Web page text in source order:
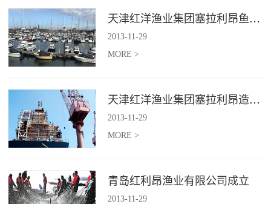
天津红洋渔业集团塞拉利昂鱼粉项目
2013-11-29
MORE >
天津红洋渔业集团塞拉利昂造船项目
2013-11-29
MORE >
青岛红利昂渔业有限公司成立
2013-11-29